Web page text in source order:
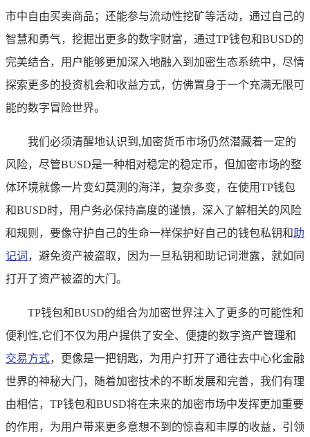
市中自由买卖商品；还能参与流动性挖矿等活动，通过自己的
智慧和勇气，挖掘出更多的数字财富，通过TP钱包和BUSD的
完美结合，用户能够更加深入地融入到加密生态系统中，尽情
探索更多的投资机会和收益方式，仿佛置身于一个充满无限可
能的数字冒险世界。
我们必须清醒地认识到,加密货币市场仍然潜藏着一定的
风险，尽管BUSD是一种相对稳定的稳定币，但加密市场的整
体环境就像一片变幻莫测的海洋，复杂多变，在使用TP钱包
和BUSD时，用户务必保持高度的谨慎，深入了解相关的风险
和规则，要像守护自己的生命一样保护好自己的钱包私钥和助
记词 ，避免资产被盗取，因为一旦私钥和助记词泄露，就如同
打开了资产被盗的大门。
TP钱包和BUSD的组合为加密世界注入了更多的可能性和
便利性,它们不仅为用户提供了安全、便捷的数字资产管理和
交易方式，更像是一把钥匙，为用户打开了通往去中心化金融
世界的神秘大门，随着加密技术的不断发展和完善，我们有理
由相信，TP钱包和BUSD将在未来的加密市场中发挥更加重要
的作用，为用户带来更多意想不到的惊喜和丰厚的收益，引领